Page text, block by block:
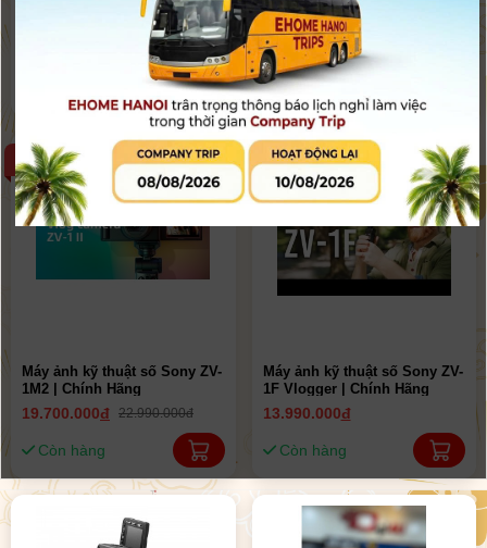
Máy ảnh Sony CyberShot
DSC-RX1R Mark III ( DSC-
RX1RM3 ) | Chính Hãng
Máy ảnh ZV-1M2 Vlog in Style
Edition ( Màu Đen / Màu
Trắng ) | Chính Hãng
21.890.000đ 24.990.000đ
Còn hàng
-14%
Máy ảnh kỹ thuật số Sony ZV-
1M2 | Chính Hãng
19.700.000đ 22.990.000đ
Còn hàng
Máy ảnh kỹ thuật số Sony ZV-
1F Vlogger | Chính Hãng
13.990.000đ
Còn hàng